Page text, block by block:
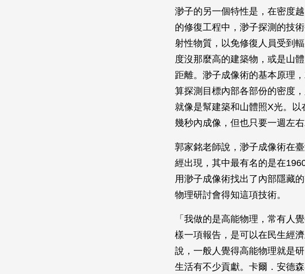
渺子的另一個特性是，在密度
的修復工程中，渺子探測的技
射性物質，以免修復人員受到
度沒那麼高的建築物，或是山
距離。渺子成像術的基本原理
算探測目標內部各部份的密度
就像是幫建築和山體照X光。
幾秒內成像，但也只要一週左
郭家銘老師說，渺子成像術在
經出現，其中最有名的是在
用渺子成像術找出了內部隱藏
物理研討會得知這項技術。
「我做的是高能物理，常有人
樣一項報告，是可以在民生經
說，一般人覺得高能物理就是
生活有不少貢獻。卡爾．安德